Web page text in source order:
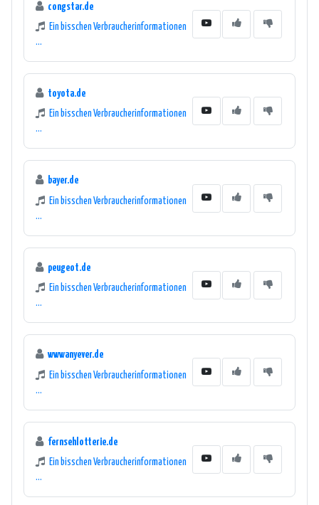
congstar.de
Ein bisschen Verbraucherinformationen
...
toyota.de
Ein bisschen Verbraucherinformationen
...
bayer.de
Ein bisschen Verbraucherinformationen
...
peugeot.de
Ein bisschen Verbraucherinformationen
...
wwwanyever.de
Ein bisschen Verbraucherinformationen
...
fernsehlotterie.de
Ein bisschen Verbraucherinformationen
...